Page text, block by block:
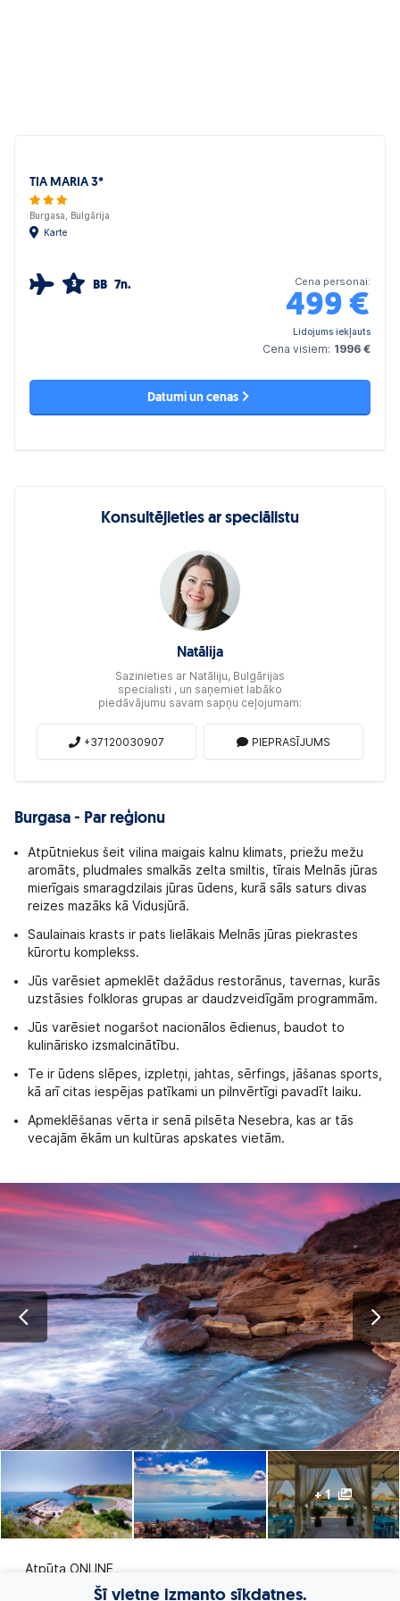
TIA MARIA 3*
Burgasa, Bulgārija
Karte
3 BB 7n. Cena personai:
499 €
Lidojums iekļauts
Cena visiem: 1996 €
Datumi un cenas
Konsultējieties ar speciālistu
Natālija
Sazinieties ar Natāliju, Bulgārijas
specialisti , un saņemiet labāko
piedāvājumu savam sapņu ceļojumam:
+37120030907 PIEPRASĪJUMS
Burgasa - Par reģionu
Atpūtniekus šeit vilina maigais kalnu klimats, priežu mežu
aromāts, pludmales smalkās zelta smiltis, tīrais Melnās jūras
mierīgais smaragdzilais jūras ūdens, kurā sāls saturs divas
reizes mazāks kā Vidusjūrā.
Saulainais krasts ir pats lielākais Melnās jūras piekrastes
kūrortu komplekss.
Jūs varēsiet apmeklēt dažādus restorānus, tavernas, kurās
uzstāsies folkloras grupas ar daudzveidīgām programmām.
Jūs varēsiet nogaršot nacionālos ēdienus, baudot to
kulinārisko izsmalcinātību.
Te ir ūdens slēpes, izpletņi, jahtas, sērfings, jāšanas sports,
kā arī citas iespējas patīkami un pilnvērtīgi pavadīt laiku.
Apmeklēšanas vērta ir senā pilsēta Nesebra, kas ar tās
vecajām ēkām un kultūras apskates vietām.
+ 1
Atpūta ONLINE
Šī vietne izmanto sīkdatnes.